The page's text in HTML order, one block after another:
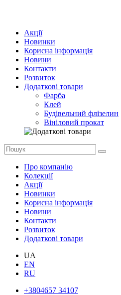
Акції
Новинки
Корисна інформація
Новини
Контакти
Розвиток
Додаткові товари
Фарба
Клей
Будівельний флізелин
Вініловий прокат
Про компанію
Колекції
Акції
Новинки
Корисна інформація
Новини
Контакти
Розвиток
Додаткові товари
UA
EN
RU
+3804657 34107